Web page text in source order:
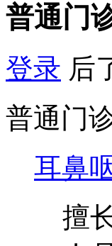
普通门
登录 后
普通门
耳鼻
擅